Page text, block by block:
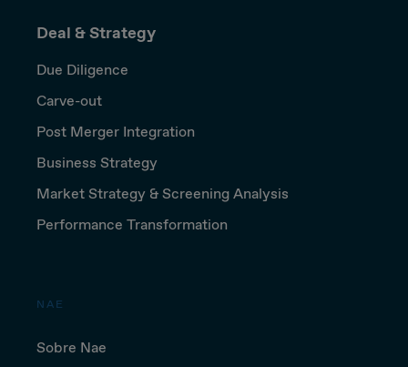
Deal & Strategy
Due Diligence
Carve-out
Post Merger Integration
Business Strategy
Market Strategy & Screening Analysis
Performance Transformation
NAE
Sobre Nae